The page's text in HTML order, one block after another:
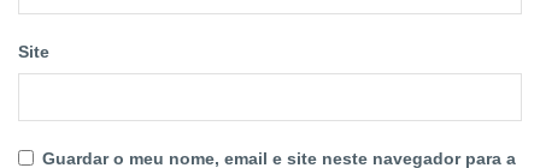
Site
Guardar o meu nome, email e site neste navegador para a